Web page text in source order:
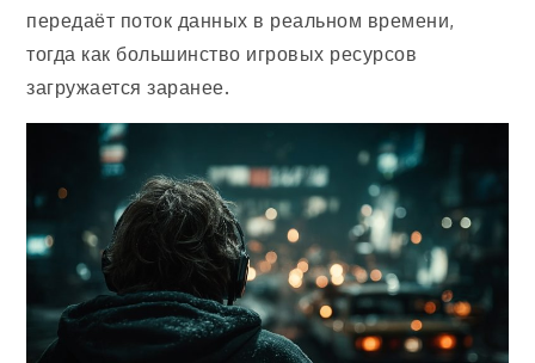
передаёт поток данных в реальном времени,
тогда как большинство игровых ресурсов
загружается заранее.